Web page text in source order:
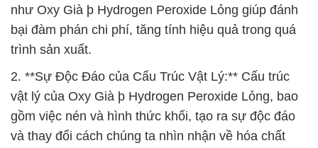
như Oxy Già þ Hydrogen Peroxide Lỏng giúp đánh
bại đàm phán chi phí, tăng tính hiệu quả trong quá
trình sản xuất.
2. **Sự Độc Đáo của Cấu Trúc Vật Lý:** Cấu trúc
vật lý của Oxy Già þ Hydrogen Peroxide Lỏng, bao
gồm việc nén và hình thức khối, tạo ra sự độc đáo
và thay đổi cách chúng ta nhìn nhận về hóa chất